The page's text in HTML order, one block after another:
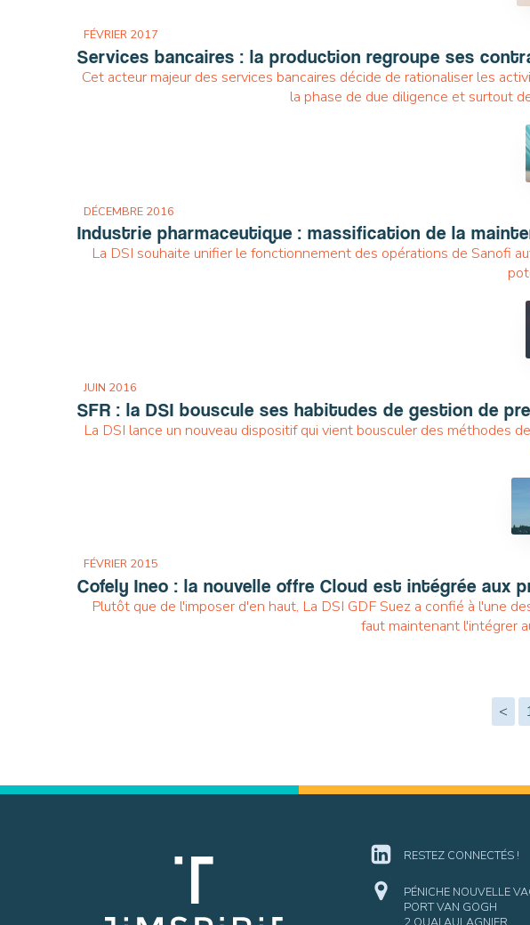
FÉVRIER 2017
Services bancaires : la production regroupe ses
Cet acteur majeur des services bancaires décide de rationaliser les
la phase de due diligence et surtout
DÉCEMBRE 2016
Industrie pharmaceutique : massification de la
La DSI souhaite unifier le fonctionnement des opérations de Sanofi
JUIN 2016
SFR : la DSI bouscule ses habitudes de gestion de
La DSI lance un nouveau dispositif qui vient bousculer des méthodes
FÉVRIER 2015
Cofely Ineo : la nouvelle offre Cloud est intégrée aux
Plutôt que de l'imposer d'en haut, La DSI GDF Suez a confié à l'une
faut maintenant l'intégrer
<
RESTEZ CONNECTÉS !
PÉNICHE NOUVELLE
PORT VAN GOGH